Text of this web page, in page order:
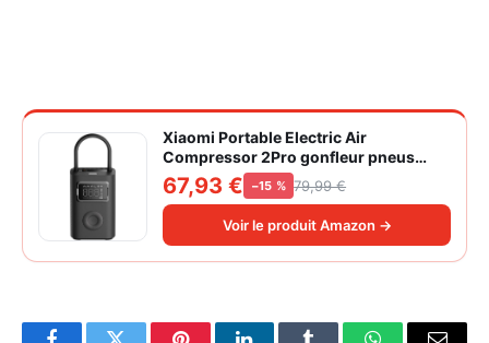
Xiaomi Portable Electric Air
Compressor 2Pro gonfleur pneus
voiture | ±1PSI Contrôle pression
pneus, 45s gonflage rapide, batterie
longue durée, avec éclairage, grand
cylindre à air 27 mm
67,93 € −15 % 79,99 €
Voir le produit Amazon →